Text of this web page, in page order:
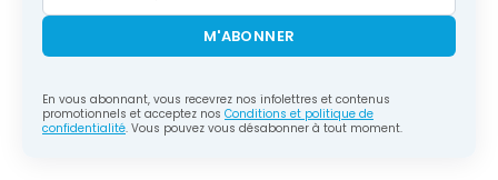
M'ABONNER
En vous abonnant, vous recevrez nos infolettres et contenus
promotionnels et acceptez nos Conditions et politique de
confidentialité. Vous pouvez vous désabonner à tout moment.